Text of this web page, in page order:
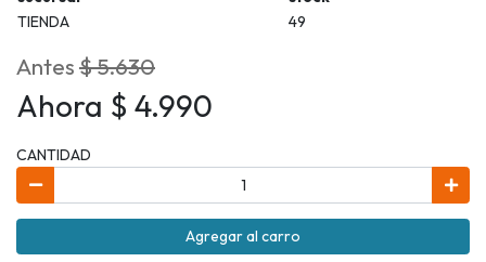
TIENDA
49
Antes$ 5.630
Ahora $ 4.990
CANTIDAD
Agregar al carro